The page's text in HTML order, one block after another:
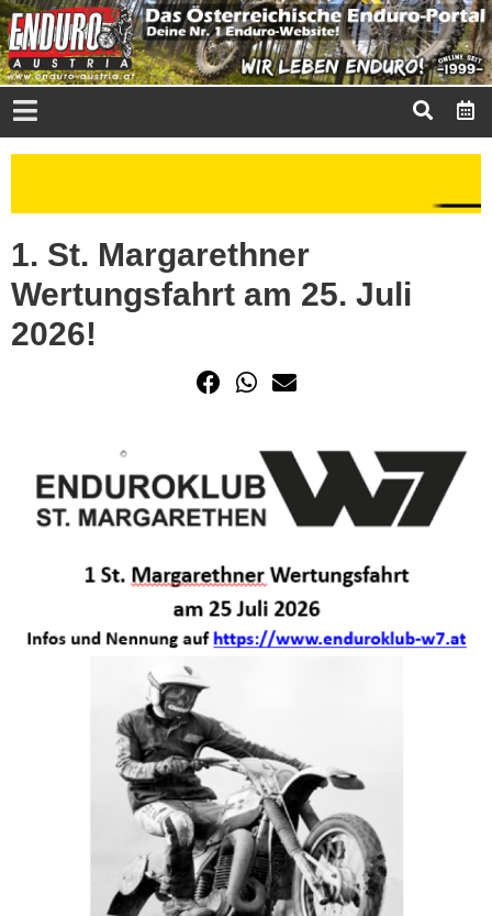
1. St. Margarethner
Wertungsfahrt am 25. Juli
2026!